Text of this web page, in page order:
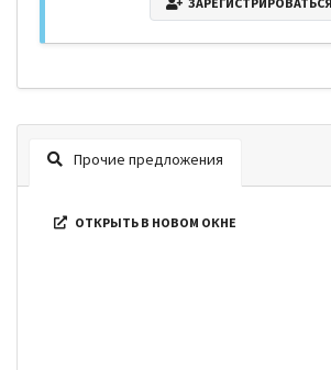
Прочие предложения
ОТКРЫТЬ В НОВОМ ОКНЕ